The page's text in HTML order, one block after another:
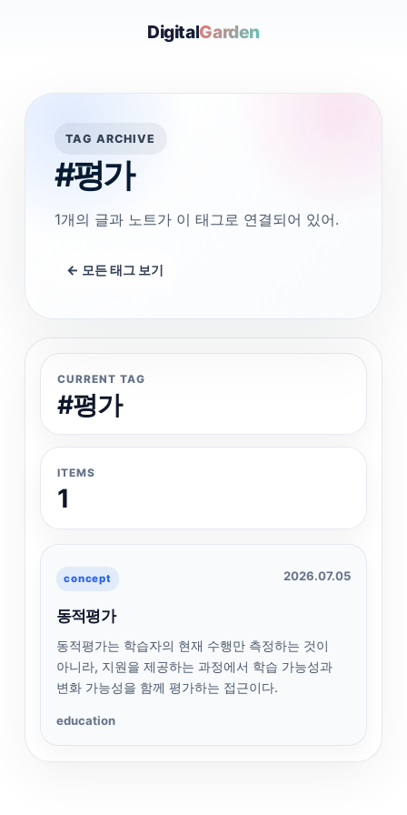
DigitalGarden
TAG ARCHIVE
#평가
1개의 글과 노트가 이 태그로 연결되어 있어.
← 모든 태그 보기
CURRENT TAG
#평가
ITEMS
1
concept 2026.07.05
동적평가
동적평가는 학습자의 현재 수행만 측정하는 것이
아니라, 지원을 제공하는 과정에서 학습 가능성과
변화 가능성을 함께 평가하는 접근이다.
education